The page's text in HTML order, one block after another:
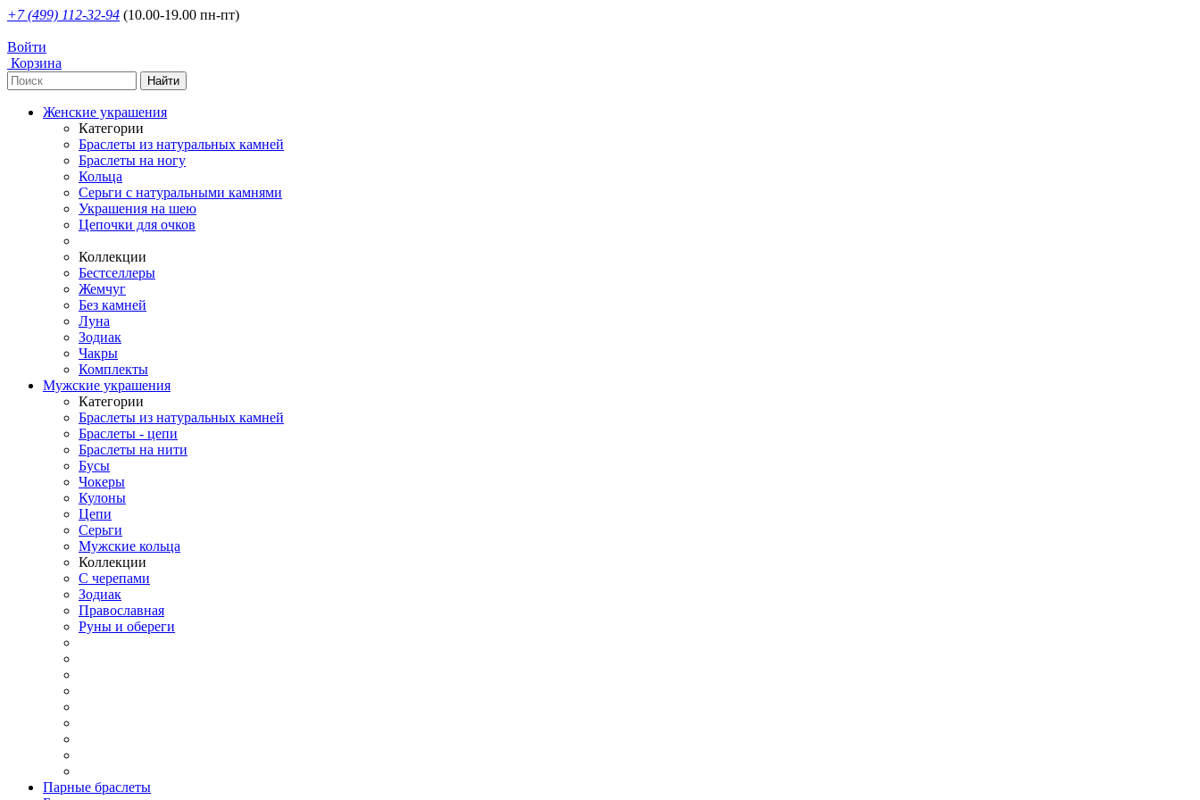
+7 (499) 112-32-94 (10.00-19.00 пн-пт)
Войти
Корзина
Женские украшения
Категории
Браслеты из натуральных камней
Браслеты на ногу
Кольца
Серьги с натуральными камнями
Украшения на шею
Цепочки для очков
Коллекции
Бестселлеры
Жемчуг
Без камней
Луна
Зодиак
Чакры
Комплекты
Мужские украшения
Категории
Браслеты из натуральных камней
Браслеты - цепи
Браслеты на нити
Бусы
Чокеры
Кулоны
Цепи
Серьги
Мужские кольца
Коллекции
С черепами
Зодиак
Православная
Руны и обереги
Парные браслеты